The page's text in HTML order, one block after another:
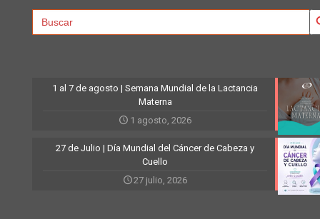
Search
1 al 7 de agosto | Semana Mundial de la Lactancia
Materna
1 agosto, 2026
27 de Julio | Día Mundial del Cáncer de Cabeza y
Cuello
27 julio, 2026